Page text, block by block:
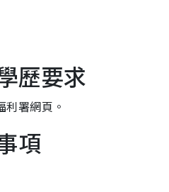
歷要求
署網頁。
項